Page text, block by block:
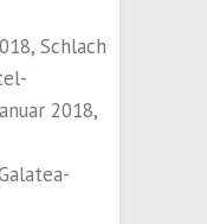
Schlach
2018,
·